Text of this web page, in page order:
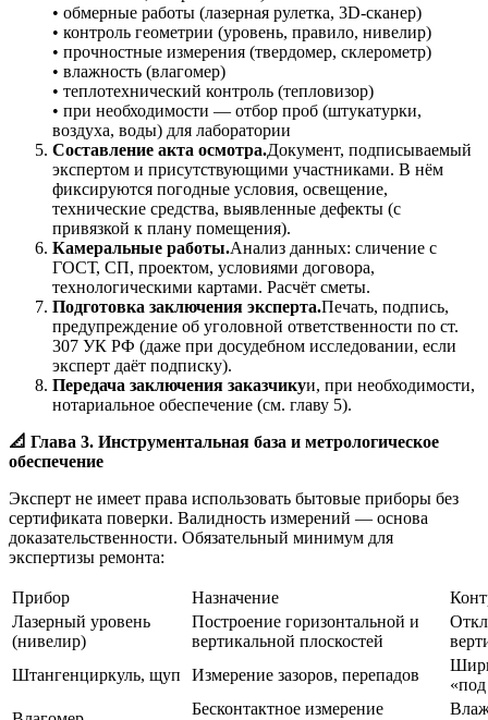
• обмерные работы (лазерная рулетка, 3D-сканер)
• контроль геометрии (уровень, правило, нивелир)
• прочностные измерения (твердомер, склерометр)
• влажность (влагомер)
• теплотехнический контроль (тепловизор)
• при необходимости — отбор проб (штукатурки,
воздуха, воды) для лаборатории
Составление акта осмотра.Документ, подписываемый
экспертом и присутствующими участниками. В нём
фиксируются погодные условия, освещение,
технические средства, выявленные дефекты (с
привязкой к плану помещения).
Камеральные работы.Анализ данных: сличение с
ГОСТ, СП, проектом, условиями договора,
технологическими картами. Расчёт сметы.
Подготовка заключения эксперта.Печать, подпись,
предупреждение об уголовной ответственности по ст.
307 УК РФ (даже при досудебном исследовании, если
эксперт даёт подписку).
Передача заключения заказчикуи, при необходимости,
нотариальное обеспечение (см. главу 5).
📐 Глава 3. Инструментальная база и метрологическое
обеспечение
Эксперт не имеет права использовать бытовые приборы без
сертификата поверки. Валидность измерений — основа
доказательственности. Обязательный минимум для
экспертизы ремонта:
Прибор Назначение
Лазерный уровень
(нивелир)
Построение горизонтальной и
вертикальной плоскостей
Штангенциркуль, щуп
Измерение зазоров, перепадов
Бесконтактное измерение